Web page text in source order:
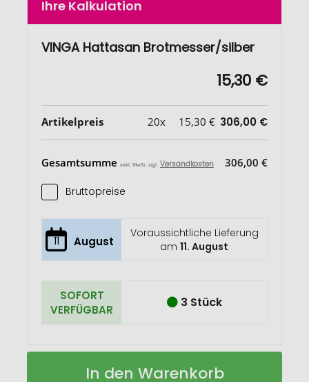
Ihre Kalkulation
VINGA Hattasan Brotmesser/silber
15,30 €
Artikelpreis 20x 15,30 € 306,00 €
Gesamtsumme exkl. MwSt. zzgl. Versandkosten 306,00 €
Bruttopreise
11 August
Voraussichtliche Lieferung
am11. August
SOFORT
VERFÜGBAR
3 Stück
VINGA
Auf
In den Warenkorb